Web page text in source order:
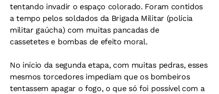
tentando invadir o espaço colorado. Foram contidos
a tempo pelos soldados da Brigada Militar (polícia
militar gaúcha) com muitas pancadas de
cassetetes e bombas de efeito moral.
No início da segunda etapa, com muitas pedras, esses
mesmos torcedores impediam que os bombeiros
tentassem apagar o fogo, o que só foi possível com a